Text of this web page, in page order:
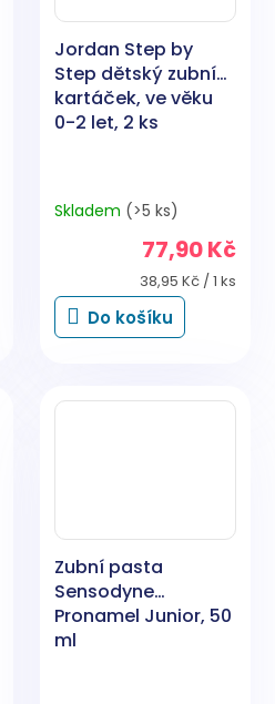
Jordan Step by
Step dětský zubní
kartáček, ve věku
0-2 let, 2 ks
Skladem (>5 ks)
77,90 Kč
Měrná
cena:
38,95 Kč / 1 ks
Do košíku
Zubní pasta
Sensodyne
Pronamel Junior, 50
ml